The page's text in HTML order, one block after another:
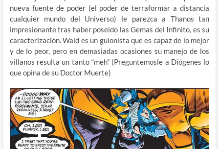
nueva fuente de poder (el poder de terraformar a distancia
cualquier mundo del Universo) le parezca a Thanos tan
impresionante tras haber poseído las Gemas del Infinito, es su
caracterización. Waid es un guionista que es capaz de lo mejor
y de lo peor, pero en demasiadas ocasiones su manejo de los
villanos resulta un tanto “meh” (Preguntemosle a Diógenes lo
que opina de su Doctor Muerte)